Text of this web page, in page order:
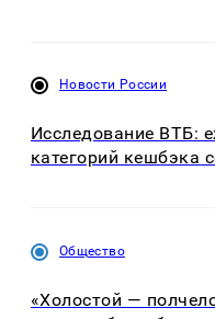
Новости России
Исследование ВТБ:
категорий кешбэка
Общество
«Холостой —